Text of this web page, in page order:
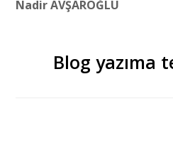
Nadir AVŞAROĞLU
Blog yazıma